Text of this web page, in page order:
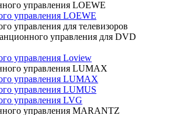
управления LOEWE
управления для телевизоров
управления для DVD
управления Loview
управления LUMAX
управления LUMUS
управления LVG